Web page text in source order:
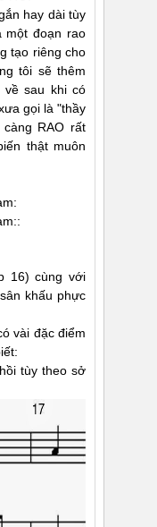
hay dài tùy
một đoạn rao
tạo riêng cho
tôi sẽ thêm
về sau khi có
gọi là "thầy
RAO rất
thật muôn
16) cùng với
khấu phực
vài đặc điểm
tùy theo sở